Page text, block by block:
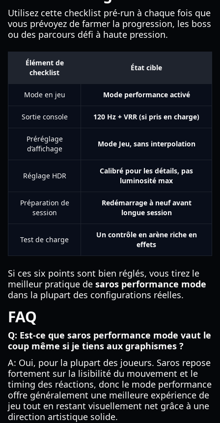
Utilisez cette checklist pré-run à chaque fois que
vous prévoyez de farmer la progression, les boss
ou des parcours défi à haute pression.
Élément de
checklist
État cible
Mode en jeu Mode performance activé
Sortie console 120 Hz + VRR (si pris en charge)
Préréglage
d’affichage
Mode Jeu, sans interpolation
Réglage HDR
Calibré pour les détails, pas
luminosité max
Préparation de
session
Redémarrage à neuf avant
longue session
Test de charge
Un contrôle en arène riche en
effets
Si ces six points sont bien réglés, vous tirez le
meilleur pratique de saros performance mode
dans la plupart des configurations réelles.
FAQ
Q: Est-ce que saros performance mode vaut le
coup même si je tiens aux graphismes ?
A: Oui, pour la plupart des joueurs. Saros repose
fortement sur la lisibilité du mouvement et le
timing des réactions, donc le mode performance
offre généralement une meilleure expérience de
jeu tout en restant visuellement net grâce à une
direction artistique solide.